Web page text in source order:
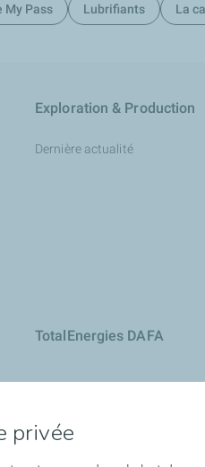
My Pass
Lubrifiants La
Exploration & Production
Dernière actualité
TotalEnergies DAFA
privée